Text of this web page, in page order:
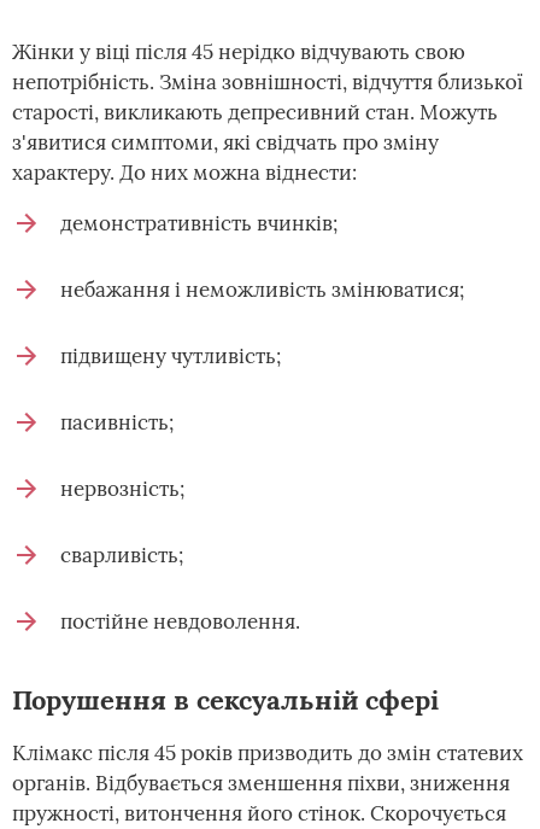
Жінки у віці після 45 нерідко відчувають свою
непотрібність. Зміна зовнішності, відчуття близької
старості, викликають депресивний стан. Можуть
з'явитися симптоми, які свідчать про зміну
характеру. До них можна віднести:
демонстративність вчинків;
небажання і неможливість змінюватися;
підвищену чутливість;
пасивність;
нервозність;
сварливість;
постійне невдоволення.
Порушення в сексуальній сфері
Клімакс після 45 років призводить до змін статевих
органів. Відбувається зменшення піхви, зниження
пружності, витончення його стінок. Скорочується